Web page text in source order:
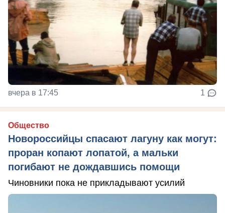
вчера в 17:45 1
Общество
Новороссийцы спасают лагуну как могут:
проран копают лопатой, а мальки
погибают не дождавшись помощи
Чиновники пока не прикладывают усилий